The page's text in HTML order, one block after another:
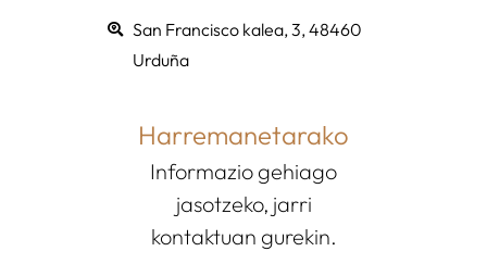
San Francisco kalea, 3, 48460
Urduña
Harremanetarako
Informazio gehiago
jasotzeko, jarri
kontaktuan gurekin.